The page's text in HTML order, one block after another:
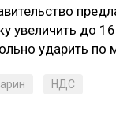
увеличить до
ударить по
НДС